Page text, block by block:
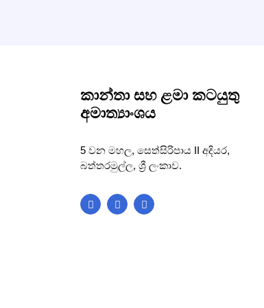
කාන්තා සහ ළමා කටයුතු
අමාත්‍යාංශය
5 වන මහල, සෙත්සිරිපාය II අදියර,
බත්තරමුල්ල, ශ්‍රී ලංකාව.